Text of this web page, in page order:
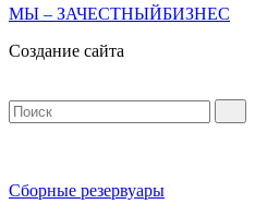
МЫ – ЗАЧЕСТНЫЙБИЗНЕС
Создание сайта
Сборные резервуары